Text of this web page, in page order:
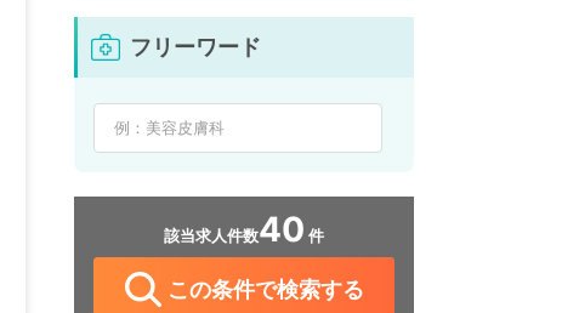
フリーワード
該当求人件数40 件
この条件で検索する